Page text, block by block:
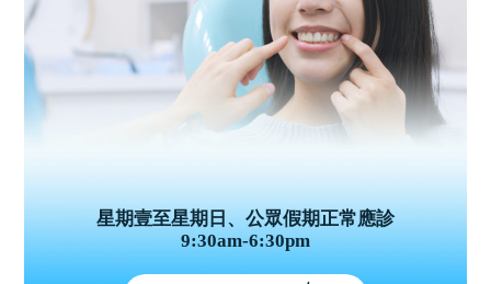
星期壹至星期日、公眾假期正常應診
9:30am-6:30pm